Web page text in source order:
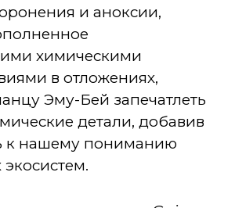
и аноксии,
химическими
в отложениях,
Эму-Бей запечатлеть
детали, добавив
к нашему пониманию